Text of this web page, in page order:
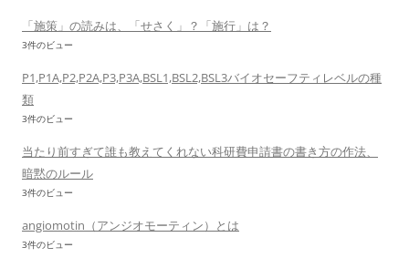
「施策」の読みは、「せさく」？「施行」は？
3件のビュー
P1,P1A,P2,P2A,P3,P3A,BSL1,BSL2,BSL3バイオセーフティレベルの種
類
3件のビュー
当たり前すぎて誰も教えてくれない科研費申請書の書き方の作法、
暗黙のルール
3件のビュー
angiomotin（アンジオモーティン）とは
3件のビュー